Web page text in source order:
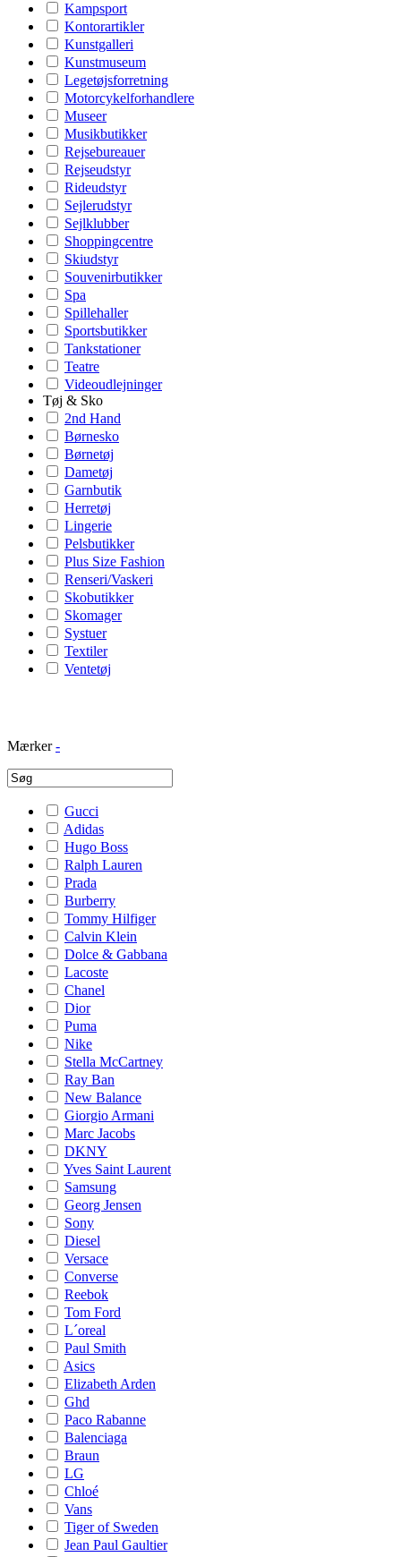
Kampsport
Kontorartikler
Kunstgalleri
Kunstmuseum
Legetøjsforretning
Motorcykelforhandlere
Museer
Musikbutikker
Rejsebureauer
Rejseudstyr
Rideudstyr
Sejlerudstyr
Sejlklubber
Shoppingcentre
Skiudstyr
Souvenirbutikker
Spa
Spillehaller
Sportsbutikker
Tankstationer
Teatre
Videoudlejninger
Tøj & Sko
2nd Hand
Børnesko
Børnetøj
Dametøj
Garnbutik
Herretøj
Lingerie
Pelsbutikker
Plus Size Fashion
Renseri/Vaskeri
Skobutikker
Skomager
Systuer
Textiler
Ventetøj
Mærker -
Gucci
Adidas
Hugo Boss
Ralph Lauren
Prada
Burberry
Tommy Hilfiger
Calvin Klein
Dolce & Gabbana
Lacoste
Chanel
Dior
Puma
Nike
Stella McCartney
Ray Ban
New Balance
Giorgio Armani
Marc Jacobs
DKNY
Yves Saint Laurent
Samsung
Georg Jensen
Sony
Diesel
Versace
Converse
Reebok
Tom Ford
L´oreal
Paul Smith
Asics
Elizabeth Arden
Ghd
Paco Rabanne
Balenciaga
Braun
LG
Chloé
Vans
Tiger of Sweden
Jean Paul Gaultier